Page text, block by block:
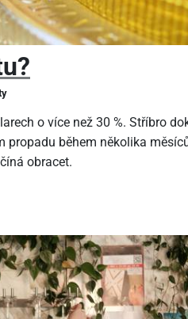
o více než 30 %. Stříbro
propadu během několika
obracet.